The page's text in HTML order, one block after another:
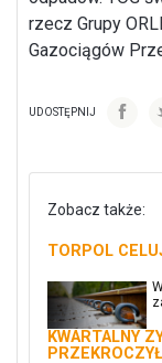
rzecz Grupy
Gazociągów
UDOSTĘPNIJ
Zobacz także:
TORPOL
KWARTALNY